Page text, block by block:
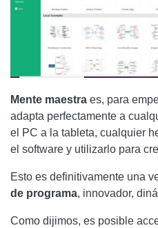
Mente maestra es, para
adapta perfectamente a
el PC a la tableta, cualquier
el software y utilizarlo para
Esto es definitivamente una
de programa, innovador,
Como dijimos, es posible